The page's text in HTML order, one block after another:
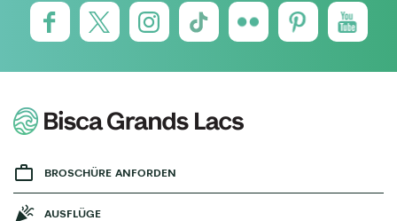
BROSCHÜRE ANFORDEN
AUSFLÜGE